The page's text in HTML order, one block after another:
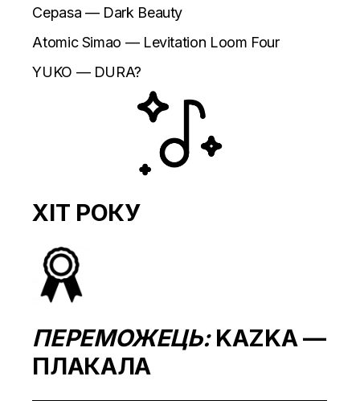
Cepasa — Dark Beauty
Atomic Simao — Levitation Loom Four
YUKO — DURA?
ХІТ РОКУ
ПЕРЕМОЖЕЦЬ: KAZKA —
ПЛАКАЛА